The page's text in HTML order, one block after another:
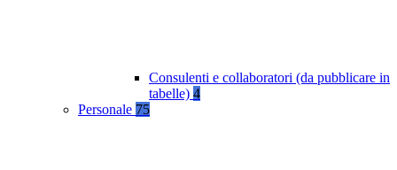
Consulenti e collaboratori (da pubblicare in
tabelle) 4
Personale 75